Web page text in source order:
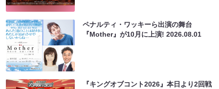
ペナルティ・ワッキーら出演の舞台
『Mother』が10月に上演!2026.08.01
『キングオブコント2026』本日より2回戦